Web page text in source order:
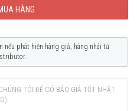
HÀNG
nếu phát hiện hàng giả, hàng nhái từ
TÔI ĐỂ CÓ BÁO GIÁ TỐT NHẤT